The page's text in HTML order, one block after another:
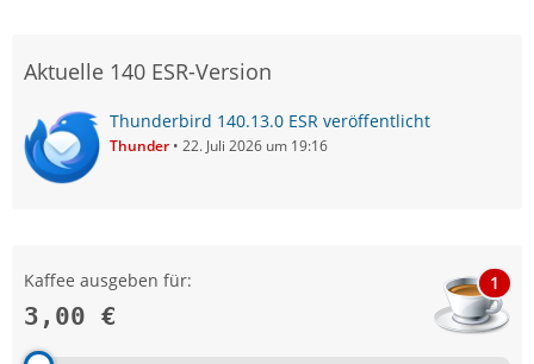
Aktuelle 140 ESR-Version
Thunderbird 140.13.0 ESR veröffentlicht
Thunder 22. Juli 2026 um 19:16
Kaffee ausgeben für:
3,00 €
1